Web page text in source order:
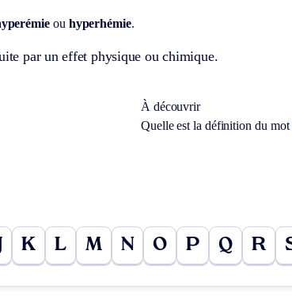
ou hyperhémie.
par un effet physique ou chimique.
À découvrir
Quelle est la définition du mot
K L M N O P Q R